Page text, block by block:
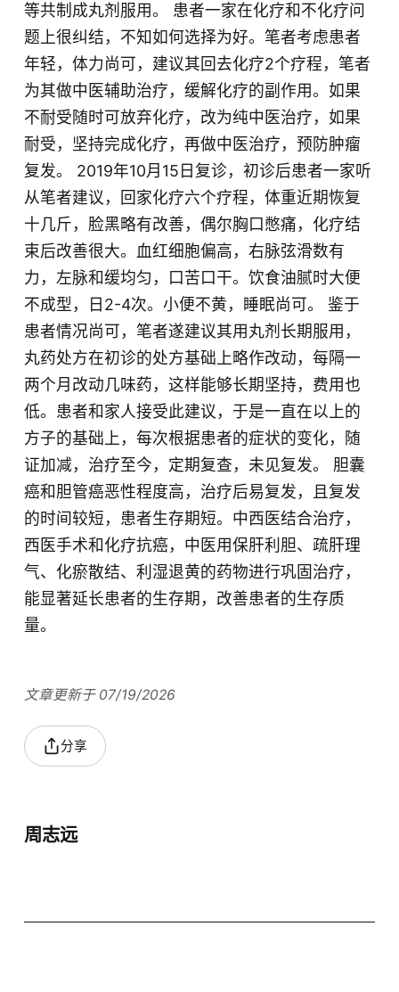
等共制成丸剂服用。 患者一家在化疗和不化疗问
题上很纠结，不知如何选择为好。笔者考虑患者
年轻，体力尚可，建议其回去化疗2个疗程，笔者
为其做中医辅助治疗，缓解化疗的副作用。如果
不耐受随时可放弃化疗，改为纯中医治疗，如果
耐受，坚持完成化疗，再做中医治疗，预防肿瘤
复发。 2019年10月15日复诊，初诊后患者一家听
从笔者建议，回家化疗六个疗程，体重近期恢复
十几斤，脸黑略有改善，偶尔胸口憋痛，化疗结
束后改善很大。血红细胞偏高，右脉弦滑数有
力，左脉和缓均匀，口苦口干。饮食油腻时大便
不成型，日2-4次。小便不黄，睡眠尚可。 鉴于
患者情况尚可，笔者遂建议其用丸剂长期服用，
丸药处方在初诊的处方基础上略作改动，每隔一
两个月改动几味药，这样能够长期坚持，费用也
低。患者和家人接受此建议，于是一直在以上的
方子的基础上，每次根据患者的症状的变化，随
证加减，治疗至今，定期复查，未见复发。 胆囊
癌和胆管癌恶性程度高，治疗后易复发，且复发
的时间较短，患者生存期短。中西医结合治疗，
西医手术和化疗抗癌，中医用保肝利胆、疏肝理
气、化瘀散结、利湿退黄的药物进行巩固治疗，
能显著延长患者的生存期，改善患者的生存质
量。
文章更新于 07/19/2026
分享
周志远